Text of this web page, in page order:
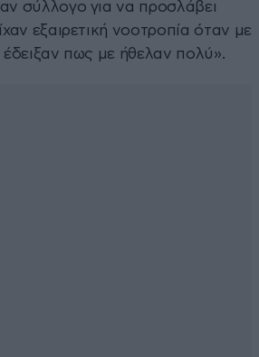
σύλλογο για να προσλάβει
εξαιρετική νοοτροπία όταν με
πως με ήθελαν πολύ».